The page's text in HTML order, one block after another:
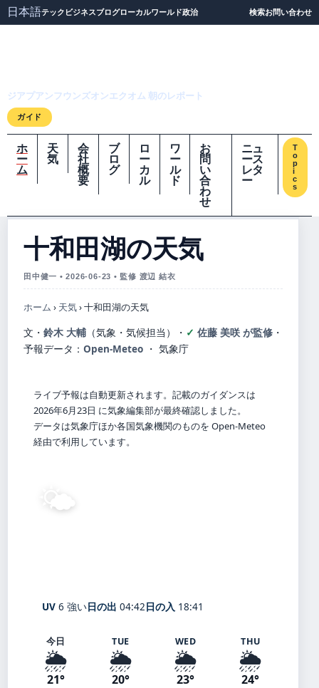
日本語テック ビジネスブログローカルワールド政治 検索お問い合わせ
ジアプアンフウンズオンエクオム 朝のレポート
ガイド
ホ
ー
ム
天
気
会
社
概
要
ブ
ロ
グ
ロ
ー
カ
ル
ワ
ー
ル
ド
お
問
い
合
わ
せ
ニュ
ース
レタ
ー
T
o
p
i
c
s
十和田湖の天気
田中健一 • 2026-06-23 • 監修 渡辺 結衣
ホーム › 天気›十和田湖の天気
文・ 鈴木 大輔 （気象・気候担当） ・ 佐藤 美咲 が監修 ・
予報データ： Open-Meteo ・ 気象庁
ライブ予報は自動更新されます。記載のガイダンスは
2026年6月23日 に気象編集部が最終確認しました。
データは気象庁ほか各国気象機関のものを Open-Meteo
経由で利用しています。
🌤️
UV 6 強い日の出 04:42日の入 18:41
今日
🌦️
21°
TUE
🌦️
20°
WED
🌦️
23°
THU
🌦️
24°